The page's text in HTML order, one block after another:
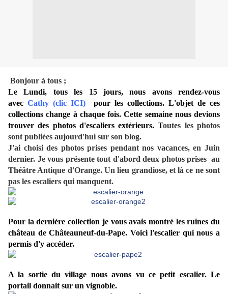
Bonjour à tous ;
Le Lundi, tous les 15 jours, nous avons rendez-vous
avec Cathy (clic ICI)
pour les collections. L'objet de ces
collections change à chaque fois. Cette semaine nous devions
trouver des photos d'escaliers extérieurs. Toutes les photos
sont publiées aujourd'hui sur son blog.
J'ai choisi des photos prises pendant nos vacances, en Juin
dernier. Je vous présente tout d'abord deux photos prises au
Théâtre Antique d'Orange. Un lieu grandiose, et là ce ne sont
pas les escaliers qui manquent.
Pour la dernière collection je vous avais montré les ruines du
château de Châteauneuf-du-Pape. Voici l'escalier qui nous a
permis d'y accéder.
A la sortie du village nous avons vu ce petit escalier. Le
portail donnait sur un vignoble.